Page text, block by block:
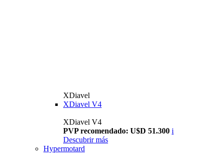
XDiavel
XDiavel V4
XDiavel V4
PVP recomendado: U$D 51.300 i
Descubrir más
Hypermotard